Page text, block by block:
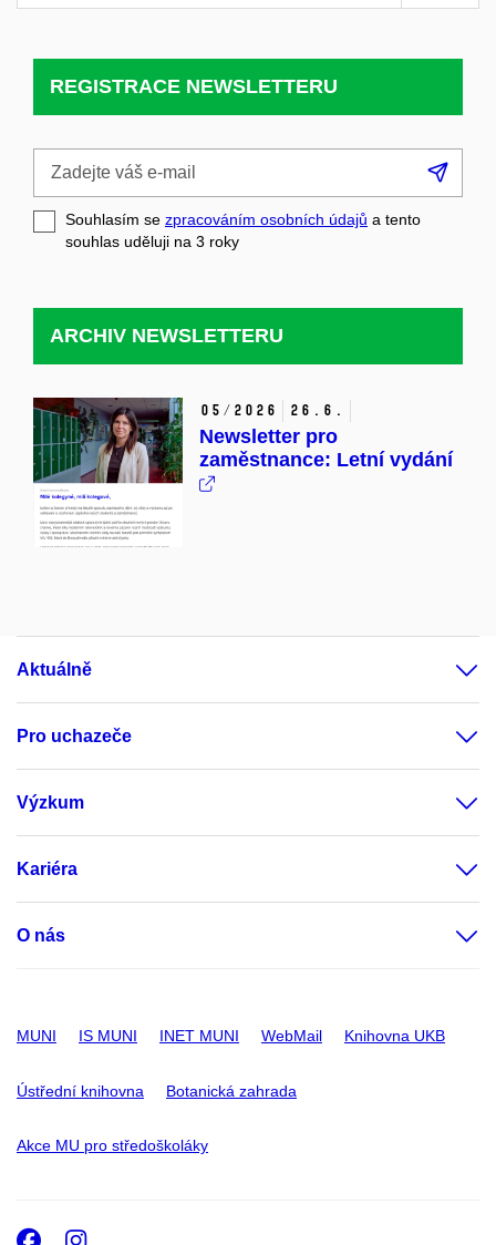
REGISTRACE NEWSLETTERU
e-
mail
Souhlasím se zpracováním osobních údajů a tento
souhlas uděluji na 3 roky
ARCHIV NEWSLETTERU
05/2026 26. 6.
Newsletter pro
zaměstnance: Letní vydání
Aktuálně
Pro uchazeče
Výzkum
Kariéra
O nás
MUNI IS MUNI INET MUNI WebMail Knihovna UKB
Ústřední knihovna Botanická zahrada
Akce MU pro středoškoláky
Facebook
Instagram